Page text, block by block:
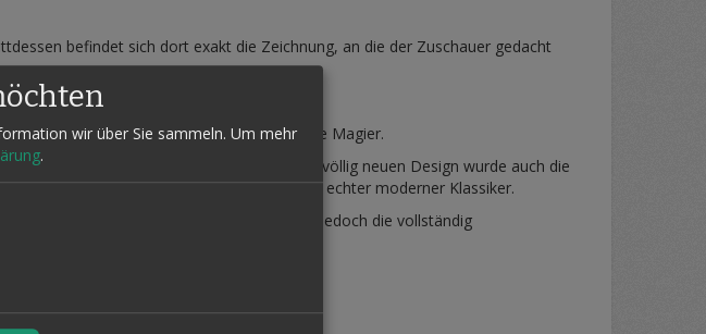
befindet sich dort exakt die Zeichnung, an die der Zuschauer gedacht
für Anfänger als auch für fortgeschrittene Magier.
Visions und Visions 20.20. Neben einem völlig neuen Design wurde auch die
moderner und direkter Effekt – ein echter moderner Klassiker.
wiedererkennen.
ist jedoch die vollständig
wir über Sie sammeln. Um mehr
.